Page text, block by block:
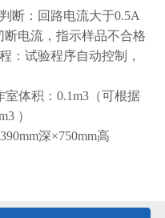
断：回路电流大于0.5A
电流，指示样品不合格
：试验程序自动控制，
体积： 0.1m3 （可根据
）
390mm深×750mm高